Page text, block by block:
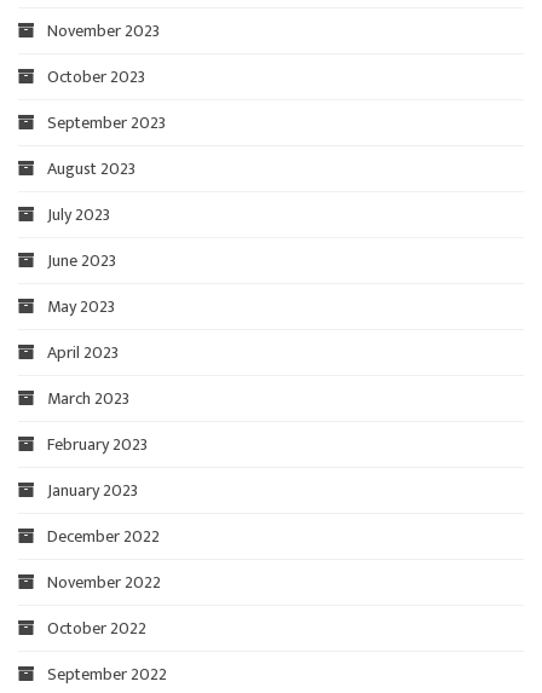
November 2023
October 2023
September 2023
August 2023
July 2023
June 2023
May 2023
April 2023
March 2023
February 2023
January 2023
December 2022
November 2022
October 2022
September 2022